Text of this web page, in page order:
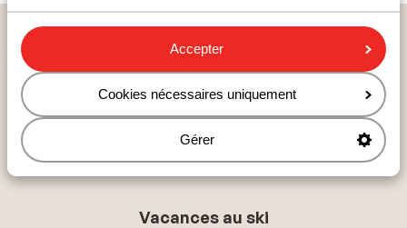
Accepter
Cookies nécessaires uniquement
Gérer
Vacances au soleil
Destinations - vacances au soleil
Blog
S'inscrire à la newsletter
Plan du site
Vacances au ski